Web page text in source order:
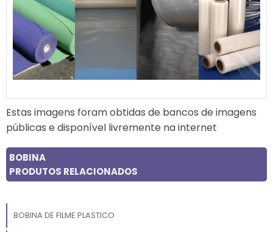
Estas imagens foram obtidas de bancos de imagens
públicas e disponível livremente na internet
BOBINA
PRODUTOS RELACIONADOS
BOBINA DE FILME PLASTICO